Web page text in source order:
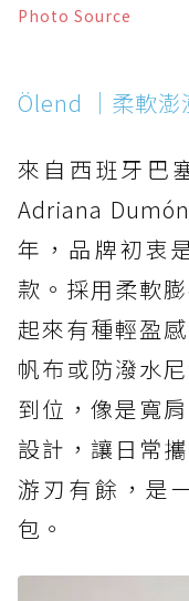
Photo Source
Ölend ｜柔軟澎
來自西班牙巴
Adriana
年，品牌初衷
款。採用柔軟
起來有種輕盈
帆布或防潑水
到位，像是寬
設計，讓日常
游刃有餘，是
包。